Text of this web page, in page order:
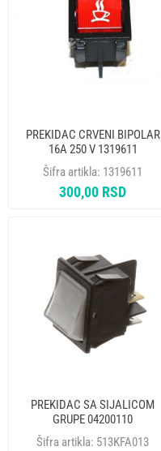
PREKIDAC CRVENI BIPOLAR
16A 250 V 1319611
Šifra artikla: 1319611
300,00 RSD
PREKIDAC SA SIJALICOM
GRUPE 04200110
Šifra artikla: 513KFA013